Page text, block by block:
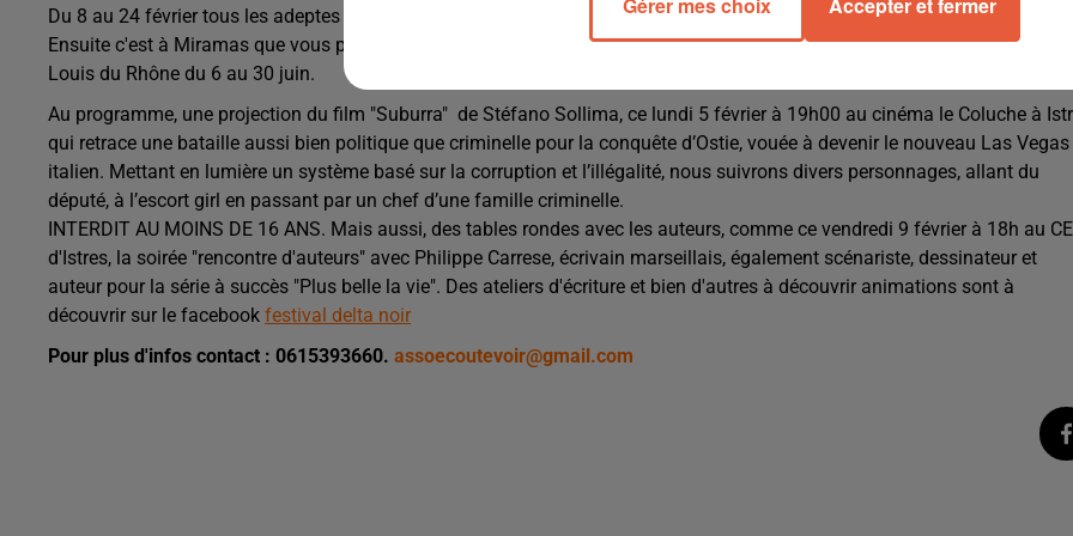
Du 8 au 24 février tous les adeptes pourront profiter du festival à Cornillon-Confoux puis à Entressen, du 6 au 31 mars.
Ensuite c'est à Miramas que vous pourrez vous rendre du 3 au 28 avril, à Fos-sur-Mer du 2 au 26 mai, et pour finir à Port-St-
Louis du Rhône du 6 au 30 juin.
Au programme, une projection du film "Suburra" de Stéfano Sollima, ce lundi 5 février à 19h00 au cinéma le Coluche à
qui retrace une bataille aussi bien politique que criminelle pour la conquête d’Ostie, vouée à devenir le nouveau Las Vegas
italien. Mettant en lumière un système basé sur la corruption et l’illégalité, nous suivrons divers personnages, allant du
député, à l’escort girl en passant par un chef d’une famille criminelle.
INTERDIT AU MOINS DE 16 ANS. Mais aussi, des tables rondes avec les auteurs, comme ce vendredi 9 février à 18h au
d'Istres, la soirée "rencontre d'auteurs" avec Philippe Carrese, écrivain marseillais, également scénariste, dessinateur et
auteur pour la série à succès "Plus belle la vie". Des ateliers d'écriture et bien d'autres à découvrir animations sont à
découvrir sur le facebook festival delta noir
Pour plus d'infos contact : 0615393660. assoecoutevoir@gmail.com